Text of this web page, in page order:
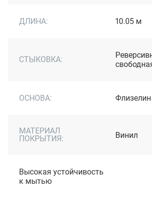
ДЛИНА: 10.05 м
СТЫКОВКА:
ОСНОВА: Флизелин
МАТЕРИАЛ
ПОКРЫТИЯ:
Винил
Высокая устойчивость
к мытью